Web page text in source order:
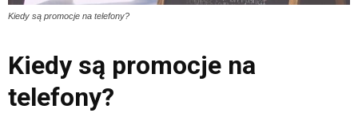
Kiedy są promocje na telefony?
Kiedy są promocje na
telefony?